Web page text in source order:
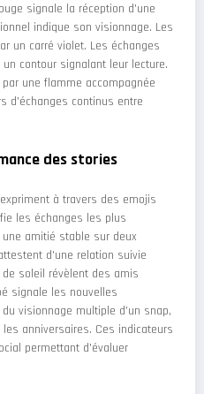
signale la réception d'une
indique son visionnage. Les
un carré violet. Les échanges
contour signalant leur lecture.
une flamme accompagnée
d'échanges continus entre
des stories
à travers des emojis
les échanges les plus
amitié stable sur deux
d'une relation suivie
soleil révèlent des amis
signale les nouvelles
visionnage multiple d'un snap,
anniversaires. Ces indicateurs
permettant d'évaluer